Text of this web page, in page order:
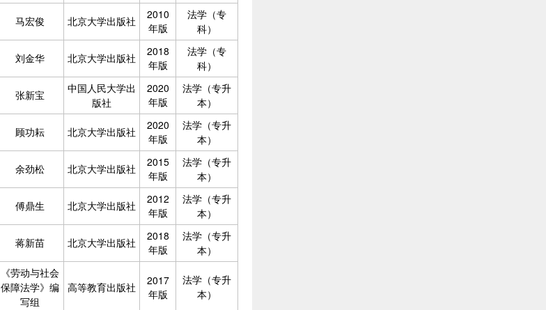
马宏俊 北京大学出版社
2010
年版
法学（专
科）
刘金华 北京大学出版社
2018
年版
法学（专
科）
张新宝
中国人民大学出
版社
2020
年版
法学（专升
本）
顾功耘 北京大学出版社
2020
年版
法学（专升
本）
余劲松 北京大学出版社
2015
年版
法学（专升
本）
傅鼎生 北京大学出版社
2012
年版
法学（专升
本）
蒋新苗 北京大学出版社
2018
年版
法学（专升
本）
《劳动与社会
保障法学》编
写组
高等教育出版社
2017
年版
法学（专升
本）